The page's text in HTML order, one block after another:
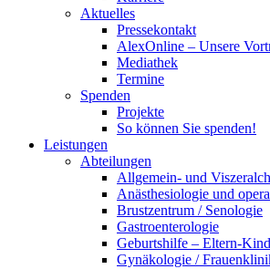
Aktuelles
Pressekontakt
AlexOnline – Unsere
Mediathek
Termine
Spenden
Projekte
So können Sie spenden!
Leistungen
Abteilungen
Allgemein- und
Anästhesiologie und
Brustzentrum / Senologie
Gastroenterologie
Geburtshilfe – Eltern-
Gynäkologie /